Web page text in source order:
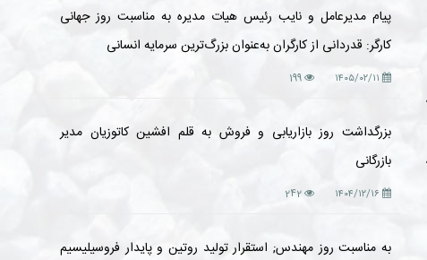
پیام مدیرعامل و نایب رئیس هیات مدیره به مناسبت روز جهانی
کارگر: قدردانی از کارگران به‌عنوان بزرگ‌ترین سرمایه انسانی
۱۴۰۵/۰۲/۱۱ 199
بزرگداشت روز بازاریابی و فروش به قلم افشین کاتوزیان مدیر
بازرگانی
۱۴۰۴/۱۲/۱۶ 242
به مناسبت روز مهندس; استقرار تولید روتین و پایدار فروسیلیسیم